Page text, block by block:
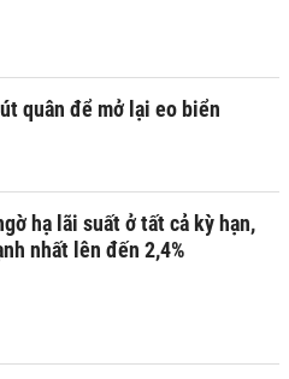
quân để mở lại eo biển
hạ lãi suất ở tất cả kỳ hạn,
nhất lên đến 2,4%